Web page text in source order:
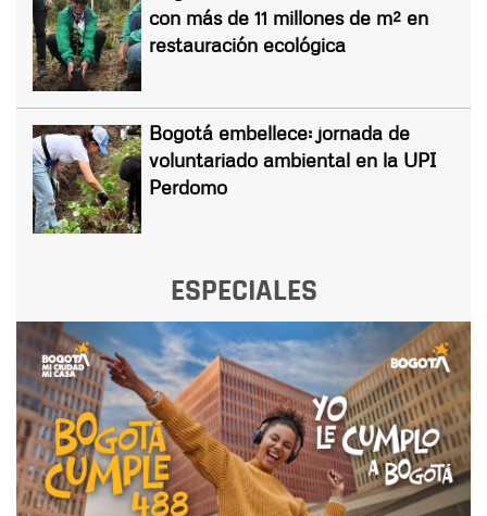
con más de 11 millones de m² en
restauración ecológica
Bogotá embellece: jornada de
voluntariado ambiental en la UPI
Perdomo
ESPECIALES